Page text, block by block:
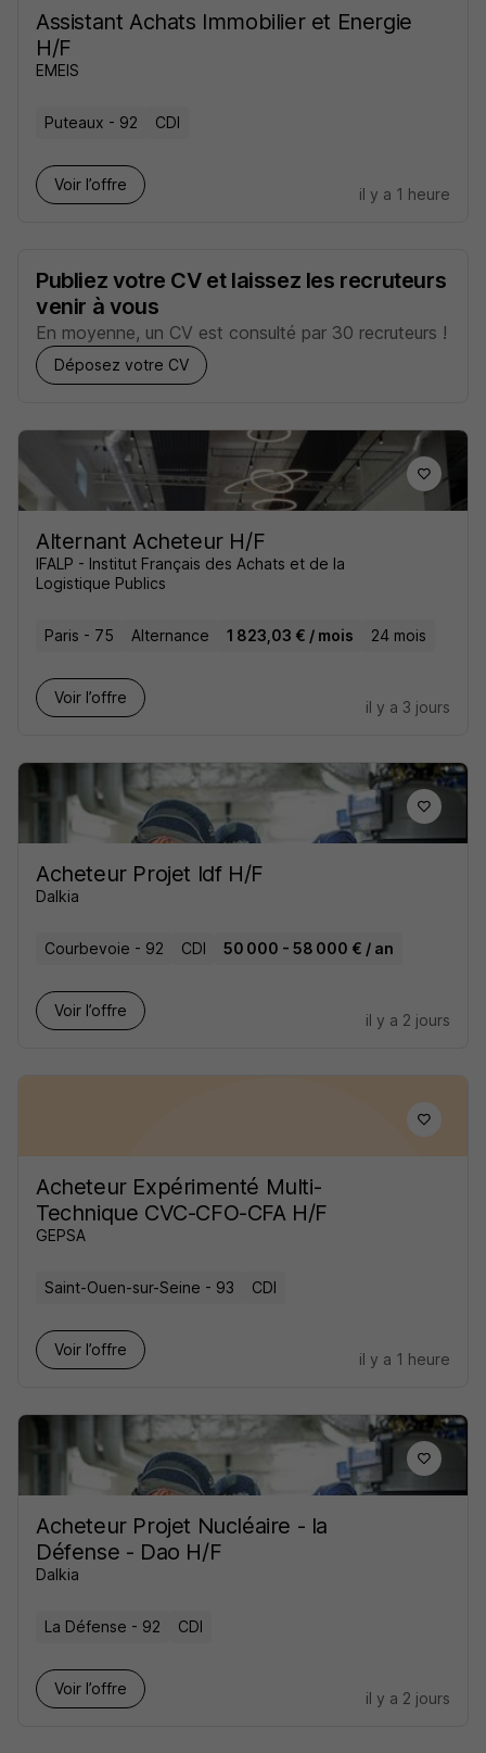
Assistant Achats Immobilier et Energie
H/F
EMEIS
Puteaux - 92 CDI
Voir l’offre
il y a 1 heure
Publiez votre CV et laissez les recruteurs
venir à vous
En moyenne, un CV est consulté par 30 recruteurs !
Déposez votre CV
Alternant Acheteur H/F
IFALP - Institut Français des Achats et de la
Logistique Publics
Paris - 75 Alternance 1 823,03 € / mois 24 mois
Voir l’offre
il y a 3 jours
Acheteur Projet Idf H/F
Dalkia
Courbevoie - 92 CDI 50 000 - 58 000 € / an
Voir l’offre
il y a 2 jours
Acheteur Expérimenté Multi-
Technique CVC-CFO-CFA H/F
GEPSA
Saint-Ouen-sur-Seine - 93 CDI
Voir l’offre
il y a 1 heure
Acheteur Projet Nucléaire - la
Défense - Dao H/F
Dalkia
La Défense - 92 CDI
Voir l’offre
il y a 2 jours